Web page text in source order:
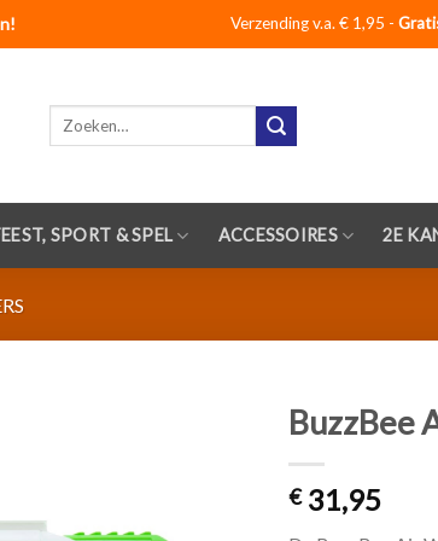
Verzending v.a. € 1,95 -
Zoeken
SPORT & SPEL ACCESSOIRES 2E
BuzzBee
€31,95